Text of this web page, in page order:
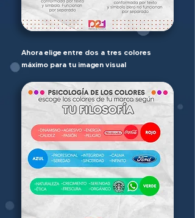
Ahora elige entre dos a tres colores
máximo para tu imagen visual